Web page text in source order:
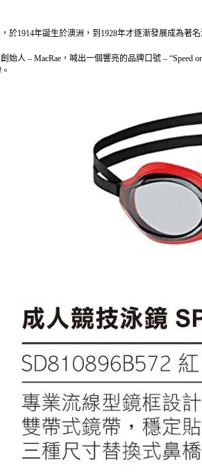
，於1914年誕生於澳洲，到1928年才逐漸發展成為著
始人 – MacRae，喊出一個響亮的品牌口號 – “Speed on